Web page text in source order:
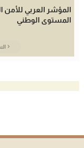
المؤشر العربي للأمن
المستوى الوطني